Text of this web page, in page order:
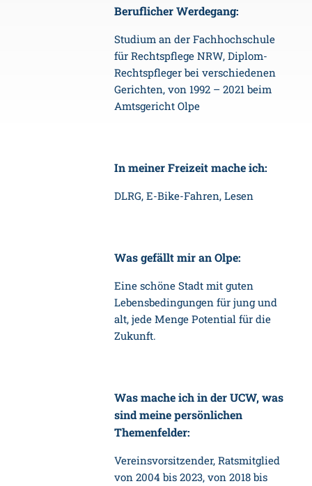
Beruflicher Werdegang:
Studium an der Fachhochschule
für Rechtspflege NRW, Diplom-
Rechtspfleger bei verschiedenen
Gerichten, von 1992 – 2021 beim
Amtsgericht Olpe
In meiner Freizeit mache ich:
DLRG, E-Bike-Fahren, Lesen
Was gefällt mir an Olpe:
Eine schöne Stadt mit guten
Lebensbedingungen für jung und
alt, jede Menge Potential für die
Zukunft.
Was mache ich in der UCW, was
sind meine persönlichen
Themenfelder:
Vereinsvorsitzender, Ratsmitglied
von 2004 bis 2023, von 2018 bis